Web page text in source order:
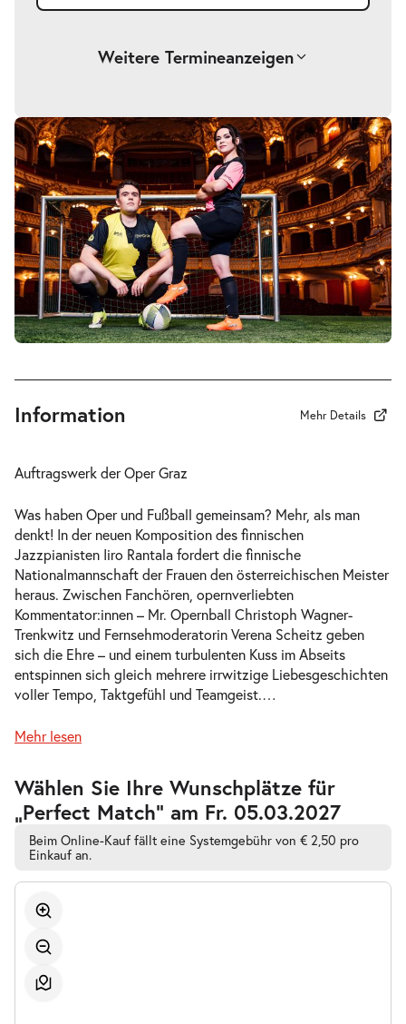
Weitere Termineanzeigen
Perfect Match-
Sa.
19.12.2026
Sa. 19.12.2026
19:30–21:30 Uhr
Tickets
Perfect Match-
Mi.
23.12.2026
Mi. 23.12.2026
Tickets
Perfect Match-
31.12.2026
Do. 31.12.2026
18:00–20:00 Uhr
Tickets
Perfect Match-
Do.
07.01.2027
Do. 07.01.2027
19:30–21:30 Uhr
Tickets
Perfect Match -
So.
10.01.2027
So. 10.01.2027
Information Mehr Details
Auftragswerk der Oper Graz
Was haben Oper und Fußball gemeinsam? Mehr, als man
denkt! In der neuen Komposition des finnischen
Jazzpianisten Iiro Rantala fordert die finnische
Nationalmannschaft der Frauen den österreichischen Meister
heraus. Zwischen Fanchören, opernverliebten
Kommentator:innen – Mr. Opernball Christoph Wagner-
Trenkwitz und Fernsehmoderatorin Verena Scheitz geben
sich die Ehre – und einem turbulenten Kuss im Abseits
entspinnen sich gleich mehrere irrwitzige Liebesgeschichten
voller Tempo, Taktgefühl und Teamgeist.…
Mehr lesen
Wählen Sie Ihre Wunschplätze für
„Perfect Match” am Fr. 05.03.2027
Beim Online-Kauf fällt eine Systemgebühr von € 2,50 pro
Einkauf an.
Zur
barrierefreien
automatischen
Bestplatzwahl